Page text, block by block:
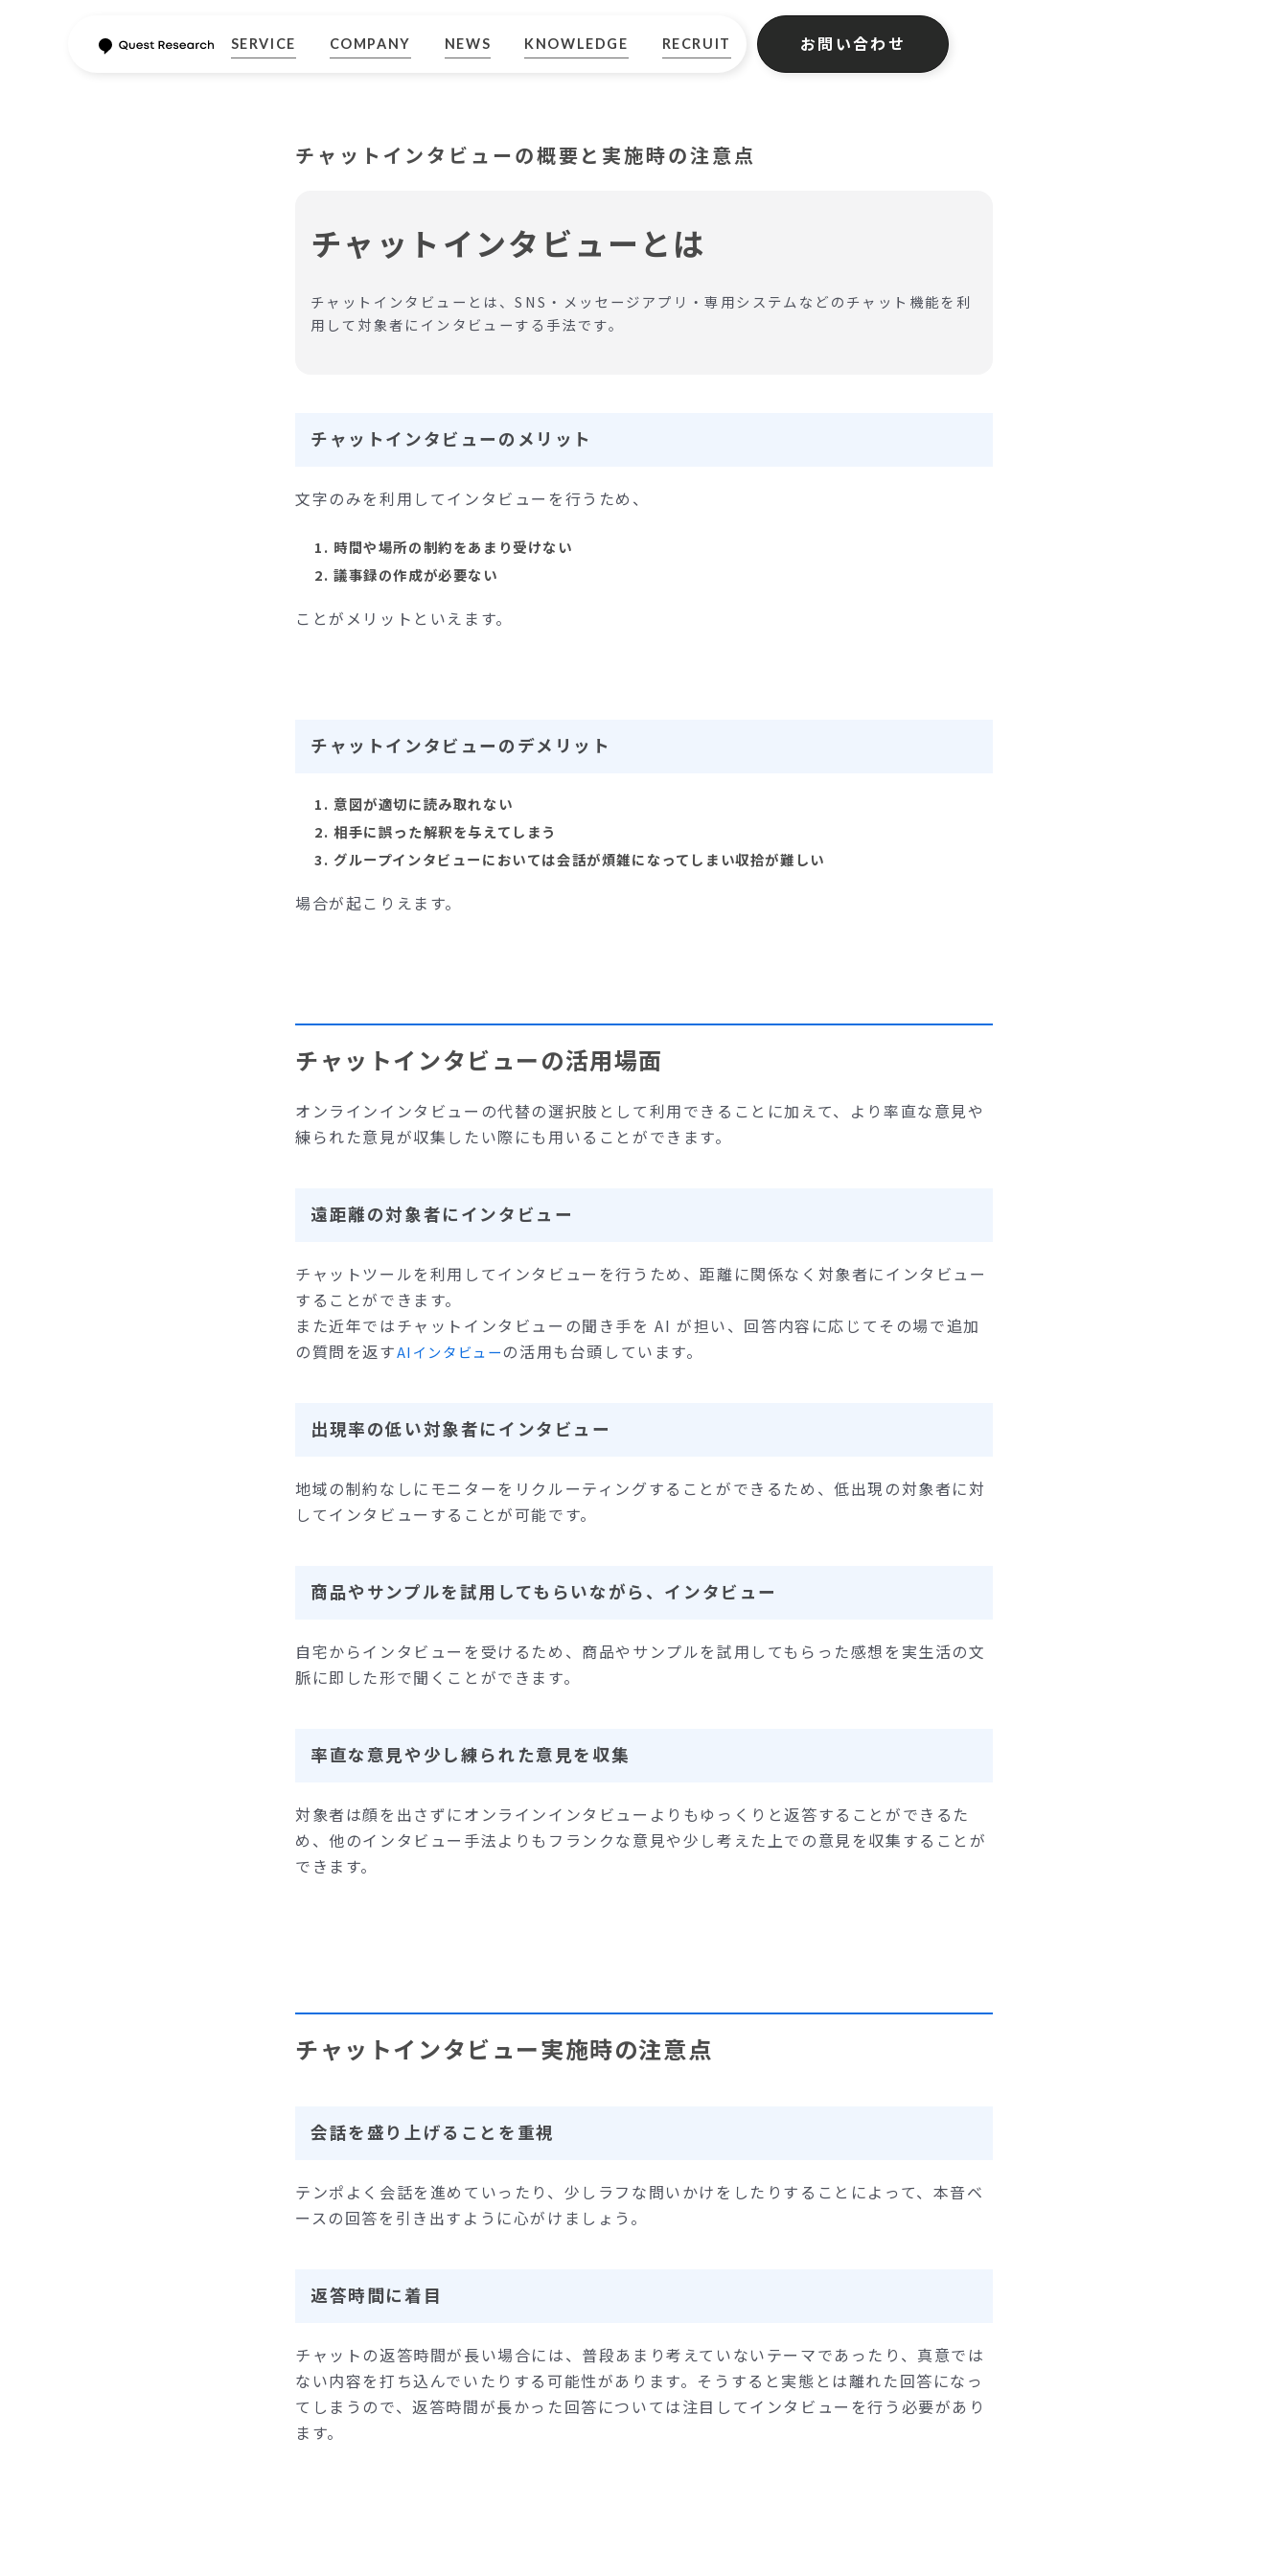
SERVICE COMPANY NEWS KNOWLEDGE RECRUIT お問い合わせ
チャットインタビューの概要と実施時の注意点
チャットインタビューとは
チャットインタビューとは、SNS・メッセージアプリ・専用システムなどのチャット機能を利
用して対象者にインタビューする手法です。
チャットインタビューのメリット
文字のみを利用してインタビューを行うため、
時間や場所の制約をあまり受けない
議事録の作成が必要ない
ことがメリットといえます。
チャットインタビューのデメリット
意図が適切に読み取れない
相手に誤った解釈を与えてしまう
グループインタビューにおいては会話が煩雑になってしまい収拾が難しい
場合が起こりえます。
チャットインタビューの活用場面
オンラインインタビューの代替の選択肢として利用できることに加えて、より率直な意見や
練られた意見が収集したい際にも用いることができます。
遠距離の対象者にインタビュー
チャットツールを利用してインタビューを行うため、距離に関係なく対象者にインタビュー
することができます。
また近年ではチャットインタビューの聞き手を AI が担い、回答内容に応じてその場で追加
の質問を返すAIインタビューの活用も台頭しています。
出現率の低い対象者にインタビュー
地域の制約なしにモニターをリクルーティングすることができるため、低出現の対象者に対
してインタビューすることが可能です。
商品やサンプルを試用してもらいながら、インタビュー
自宅からインタビューを受けるため、商品やサンプルを試用してもらった感想を実生活の文
脈に即した形で聞くことができます。
率直な意見や少し練られた意見を収集
対象者は顔を出さずにオンラインインタビューよりもゆっくりと返答することができるた
め、他のインタビュー手法よりもフランクな意見や少し考えた上での意見を収集することが
できます。
チャットインタビュー実施時の注意点
会話を盛り上げることを重視
テンポよく会話を進めていったり、少しラフな問いかけをしたりすることによって、本音ベ
ースの回答を引き出すように心がけましょう。
返答時間に着目
チャットの返答時間が長い場合には、普段あまり考えていないテーマであったり、真意では
ない内容を打ち込んでいたりする可能性があります。そうすると実態とは離れた回答になっ
てしまうので、返答時間が長かった回答については注目してインタビューを行う必要があり
ます。